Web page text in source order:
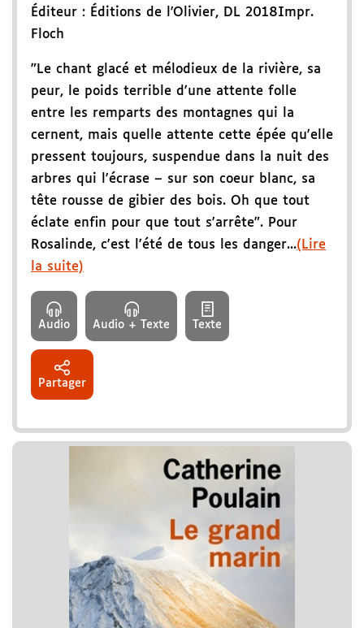
Éditeur : Éditions de l'Olivier, DL 2018Impr.
Floch
"Le chant glacé et mélodieux de la rivière, sa
peur, le poids terrible d'une attente folle
entre les remparts des montagnes qui la
cernent, mais quelle attente cette épée qu'elle
pressent toujours, suspendue dans la nuit des
arbres qui l'écrase – sur son coeur blanc, sa
tête rousse de gibier des bois. Oh que tout
éclate enfin pour que tout s'arrête". Pour
Rosalinde, c'est l'été de tous les danger...(Lire
la suite)
Audio Audio + Texte Texte
Partager